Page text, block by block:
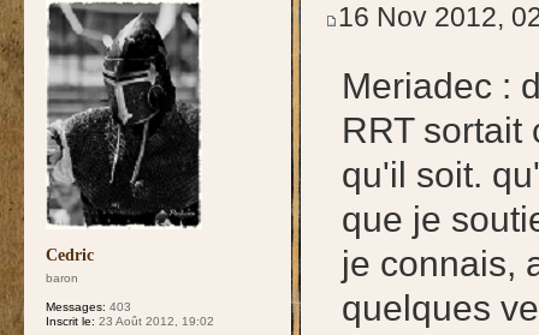
Cedric
baron
Messages: 403
Inscrit le: 23 Août 2012, 19:02
16 Nov 2012,
Meriadec :
RRT sortait
qu'il soit.
que je
je connais,
quelques